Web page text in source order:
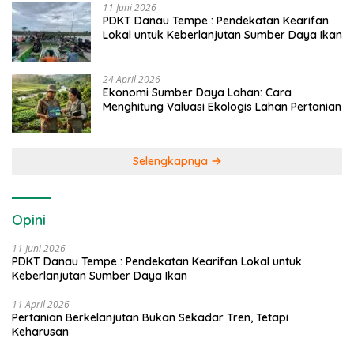
11 Juni 2026
PDKT Danau Tempe : Pendekatan Kearifan
Lokal untuk Keberlanjutan Sumber Daya Ikan
24 April 2026
Ekonomi Sumber Daya Lahan: Cara
Menghitung Valuasi Ekologis Lahan Pertanian
Selengkapnya
Opini
11 Juni 2026
PDKT Danau Tempe : Pendekatan Kearifan Lokal untuk
Keberlanjutan Sumber Daya Ikan
11 April 2026
Pertanian Berkelanjutan Bukan Sekadar Tren, Tetapi
Keharusan